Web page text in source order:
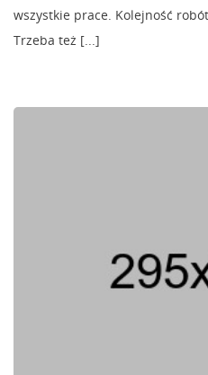
wszystkie prace. Kolejność
Trzeba też [...]